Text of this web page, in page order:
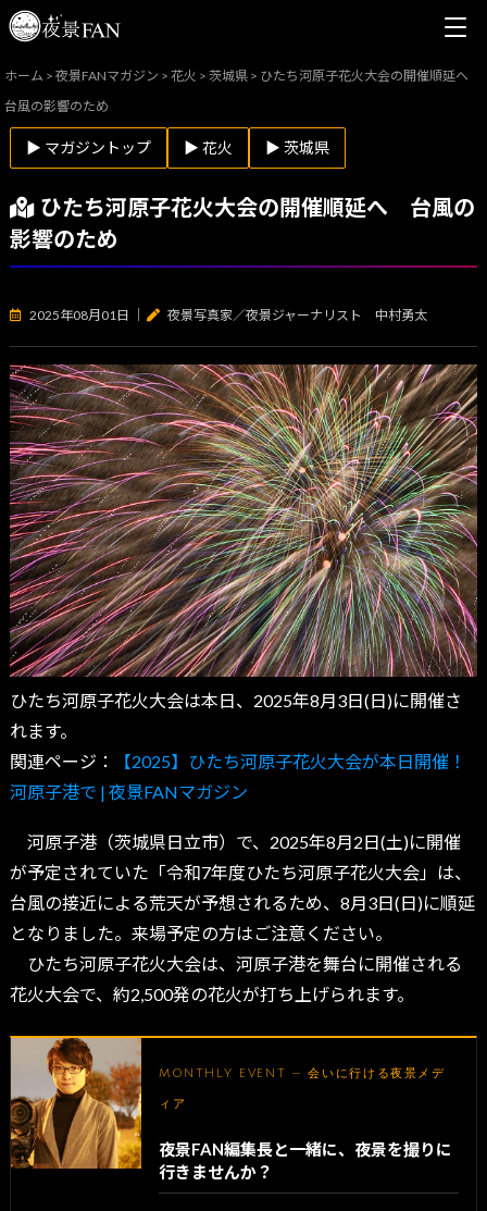
ホーム >夜景FANマガジン >花火 >茨城県 > ひたち河原子花火大会の開催順延へ
台風の影響のため
▶ マガジントップ ▶ 花火 ▶ 茨城県
ひたち河原子花火大会の開催順延へ 台風の
影響のため
2025年08月01日 夜景写真家／夜景ジャーナリスト 中村勇太
ひたち河原子花火大会は本日、2025年8月3日(日)に開催さ
れます。
関連ページ：
【2025】ひたち河原子花火大会が本日開催！
河原子港で | 夜景FANマガジン
河原子港（茨城県日立市）で、2025年8月2日(土)に開催
が予定されていた「令和7年度ひたち河原子花火大会」は、
台風の接近による荒天が予想されるため、8月3日(日)に順延
となりました。来場予定の方はご注意ください。
ひたち河原子花火大会は、河原子港を舞台に開催される
花火大会で、約2,500発の花火が打ち上げられます。
MONTHLY EVENT — 会いに行ける夜景メデ
ィア
夜景FAN編集長と一緒に、夜景を撮りに
行きませんか？